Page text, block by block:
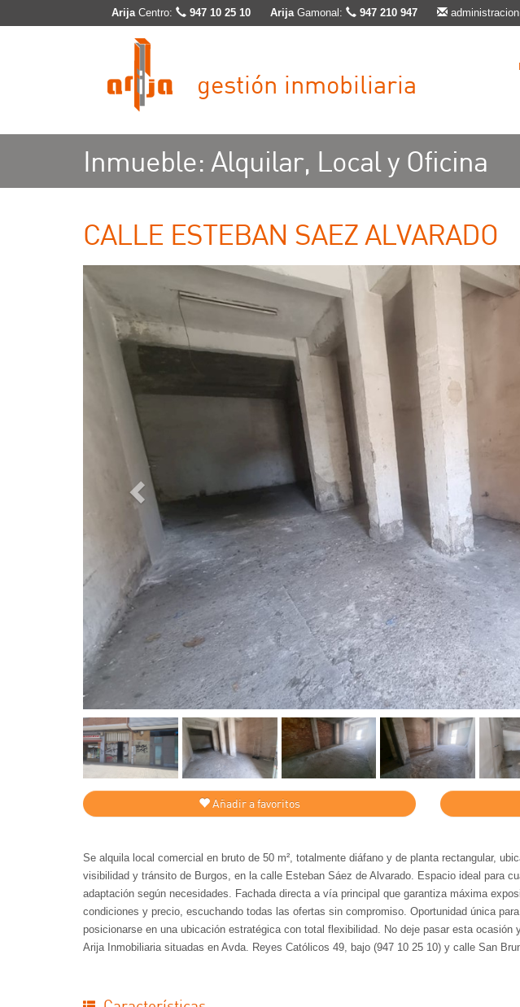
ArijaCentro: 947 10 25 10 ArijaGamonal: 947 210 947
gestión inmobiliaria
Inmueble: Alquilar, Local y Oficina
CALLE ESTEBAN SAEZ ALVARADO
Añadir a favoritos
Se alquila local comercial en bruto de 50 m², totalmente diáfano y de planta rectangular,
visibilidad y tránsito de Burgos, en la calle Esteban Sáez de Alvarado. Espacio ideal para
adaptación según necesidades. Fachada directa a vía principal que garantiza máxima
condiciones y precio, escuchando todas las ofertas sin compromiso. Oportunidad única
posicionarse en una ubicación estratégica con total flexibilidad. No deje pasar esta
Arija Inmobiliaria situadas en Avda. Reyes Católicos 49, bajo (947 10 25 10) y calle San